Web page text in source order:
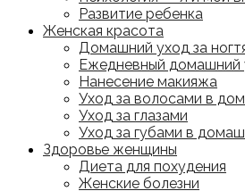
Развитие ребенка
Женская красота
Домашний уход за
Ежедневный домашний
Нанесение макияжа
Уход за волосами в
Уход за глазами
Уход за губами в
Здоровье женщины
Диета для похудения
Женские болезни